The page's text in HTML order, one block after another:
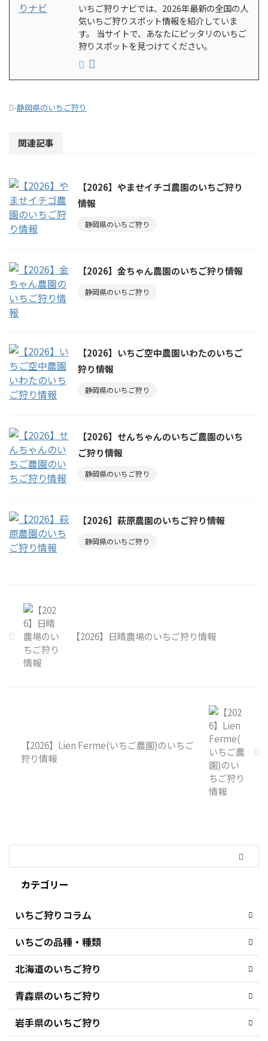
いちご狩りナビでは、2026年最新の全国の人
気いちご狩りスポット情報を紹介していま
す。 当サイトで、あなたにピッタリのいちご
狩りスポットを見つけてください。
-静岡県のいちご狩り
関連記事
【2026】やませイチゴ農園のいちご狩り
情報
静岡県のいちご狩り
【2026】金ちゃん農園のいちご狩り情報
静岡県のいちご狩り
【2026】いちご空中農園いわたのいちご
狩り情報
静岡県のいちご狩り
【2026】せんちゃんのいちご農園のいち
ご狩り情報
静岡県のいちご狩り
【2026】萩原農園のいちご狩り情報
静岡県のいちご狩り
【2026】日晴農場のいちご狩り情報
【2026】Lien Ferme(いちご農園)のいちご
狩り情報
カテゴリー
いちご狩りコラム
いちごの品種・種類
北海道のいちご狩り
青森県のいちご狩り
岩手県のいちご狩り